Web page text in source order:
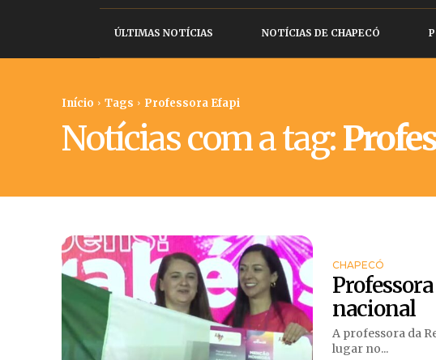
ÚLTIMAS NOTÍCIAS NOTÍCIAS DE CHAPECÓ
Início Tags Professora Efapi
Notícias com a tag:
CHAPECÓ
nacional
A professora da
lugar no...